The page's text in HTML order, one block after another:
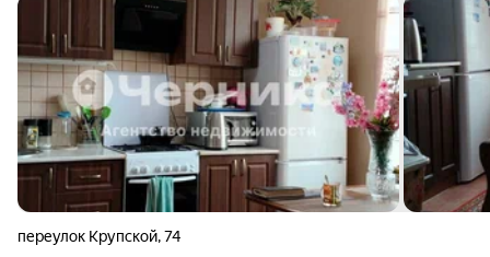
переулок Крупской,74